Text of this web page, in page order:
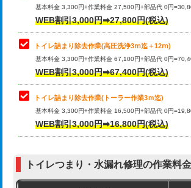
基本料金 3,300円+作業料金 27,500円+部品代 0円
WEB割引3,000円➡27,800円(税込)
トイレ詰まり除去作業(高圧洗浄3ⅿ迄＋12ⅿ)
基本料金 3,300円+作業料金 67,100円+部品代 0円
WEB割引3,000円➡67,400円(税込)
トイレ詰まり除去作業(トーラー作業3ｍ迄)
基本料金 3,300円+作業料金 16,500円+部品代 0円
WEB割引3,000円➡16,800円(税込)
トイレつまり・水漏れ修理の作業料